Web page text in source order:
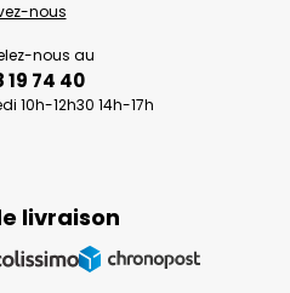
livraison
nous
nous au
19 74 40
10h-12h30 14h-17h